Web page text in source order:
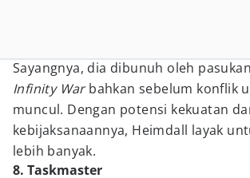
Sayangnya, dia dibunuh oleh
Infinity Warbahkan sebelum konflik
muncul. Dengan potensi kekuatan
kebijaksanaannya, Heimdall layak
lebih banyak.
8. Taskmaster